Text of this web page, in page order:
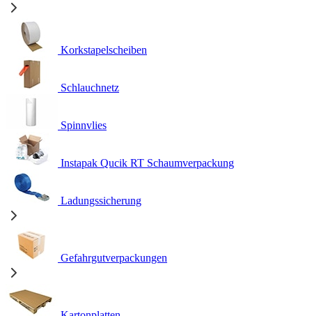
Korkstapelscheiben
Schlauchnetz
Spinnvlies
Instapak Qucik RT Schaumverpackung
Ladungssicherung
Gefahrgutverpackungen